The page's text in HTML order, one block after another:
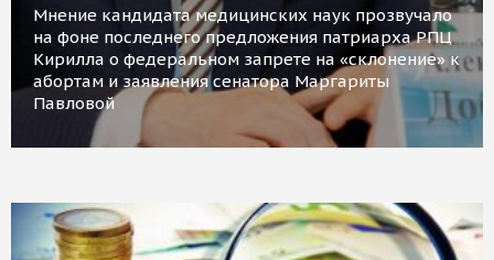
Мнение кандидата медицинских наук прозвучало
на фоне последнего предложения патриарха РПЦ
Кирилла о федеральном запрете на «склонение» к
абортам и заявления сенатора Маргариты
Павловой